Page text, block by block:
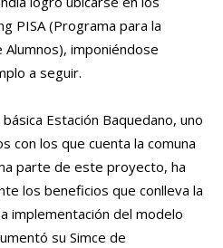
PISA (Programa para la
Alumnos), imponiéndose
a seguir.
Estación Baquedano, uno
con los que cuenta la comuna
parte de este proyecto, ha
los beneficios que conlleva la
implementación del modelo
su Simce de